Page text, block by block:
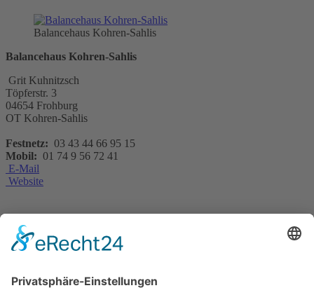
Balancehaus Kohren-Sahlis
Balancehaus Kohren-Sahlis
Grit Kuhnitzsch
Töpferstr. 3
04654 Frohburg
OT Kohren-Sahlis
Festnetz: 03 43 44 66 95 15
Mobil: 01 74 9 56 72 41
E-Mail
Website
Das kleinste Kurhaus Sachsens bietet neu eine spezielle Corona-Kur
mit ausgeklügelten individuellen Anwendungen für die Gäste an, die
erstattet bekommen. Die Gäste erhalten von der